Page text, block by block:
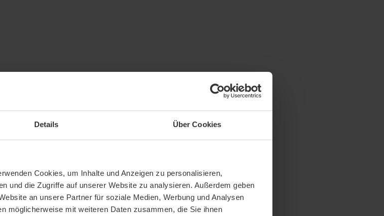
Details Über Cookies
Cookies, um Inhalte und Anzeigen zu personalisieren,
und die Zugriffe auf unserer Website zu analysieren. Außerdem geben
an unsere Partner für soziale Medien, Werbung und Analysen
möglicherweise mit weiteren Daten zusammen, die Sie ihnen